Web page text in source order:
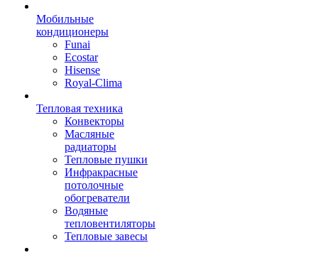
Мобильные
кондиционеры
Funai
Ecostar
Hisense
Royal-Clima
Тепловая техника
Конвекторы
Масляные
радиаторы
Тепловые пушки
Инфракрасные
потолочные
обогреватели
Водяные
тепловентиляторы
Тепловые завесы